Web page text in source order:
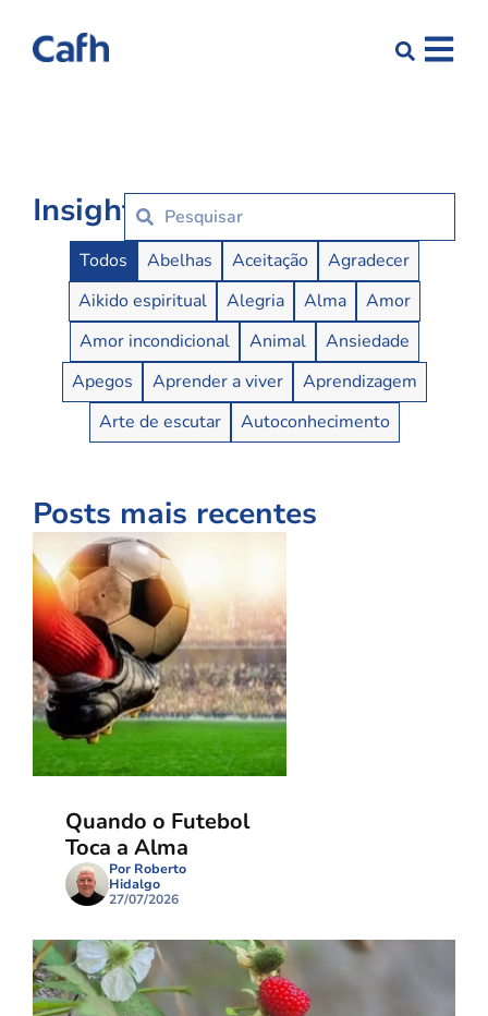
Insights
Insights Buttons
Todos Abelhas Aceitação
Agradecer
Aikido espiritual
Alegria Alma
Amor
Amor incondicional
Animal
Ansiedade
Apegos
Aprender a viver
Aprendizagem
Arte de escutar
Autoconhecimento
Posts mais recentes
Quando o Futebol
Toca a Alma
Por Roberto
Hidalgo
27/07/2026